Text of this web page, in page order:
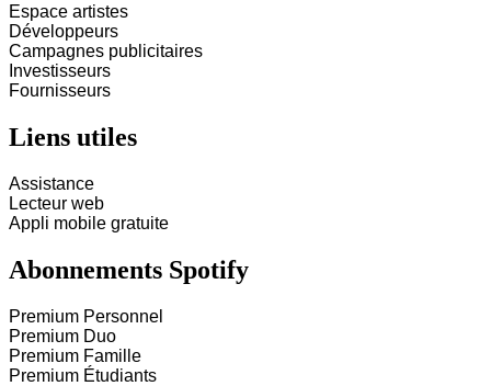
Espace artistes
Développeurs
Campagnes publicitaires
Investisseurs
Fournisseurs
Liens utiles
Assistance
Lecteur web
Appli mobile gratuite
Abonnements Spotify
Premium Personnel
Premium Duo
Premium Famille
Premium Étudiants